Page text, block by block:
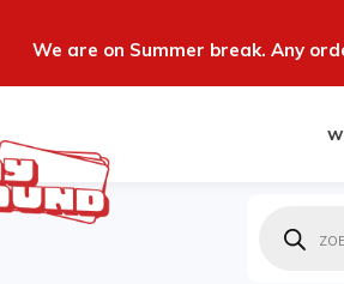
We are on Summer break. Any
zoeken